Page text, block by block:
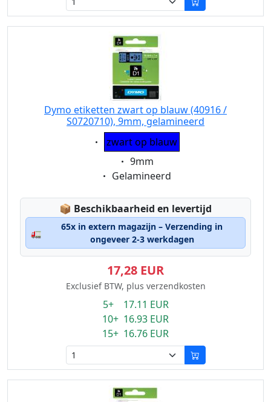
Dymo etiketten zwart op blauw (40916 /
S0720710), 9mm, gelamineerd
Eigenschaft:
zwart op blauw
Eigenschaft:
9mm
Eigenschaft:
Gelamineerd
📦 Lagerstatus:
Beschikbaarheid en levertijd
🚛
65x in extern magazijn – Verzending in
ongeveer 2-3 werkdagen
17,28 EUR
Exclusief BTW, plus verzendkosten
5+ 17.11 EUR
10+ 16.93 EUR
15+ 16.76 EUR